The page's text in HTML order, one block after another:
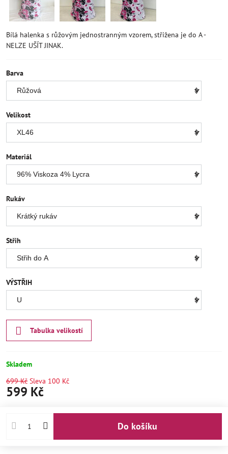
Bílá halenka s růžovým jednostranným vzorem, střižena je do A -
NELZE UŠÍT JINAK.
Barva
Velikost
Materiál
Rukáv
Střih
VÝSTŘIH
Tabulka velikostí
Skladem
699 Kč Sleva 100 Kč
599 Kč
Do košíku